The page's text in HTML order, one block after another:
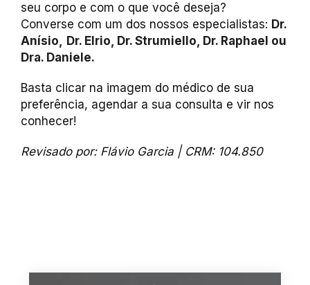
seu corpo e com o que você deseja?
Converse com um dos nossos especialistas: Dr.
Anísio, Dr. Elrio, Dr. Strumiello, Dr. Raphael ou
Dra. Daniele.
Basta clicar na imagem do médico de sua
preferência, agendar a sua consulta e vir nos
conhecer!
Revisado por: Flávio Garcia | CRM: 104.850